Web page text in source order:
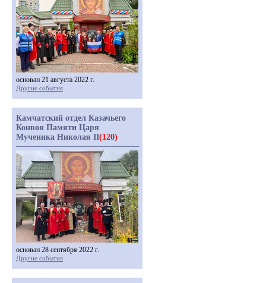
основан 21 августа 2022 г.
Другие события
Камчатский отдел Казачьего
Конвоя Памяти Царя
Мученика Николая II(120)
основан 28 сентября 2022 г.
Другие события